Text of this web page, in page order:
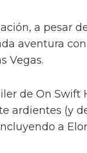
a pesar
aventura
Vegas.
de On Swift
ardientes (y
a